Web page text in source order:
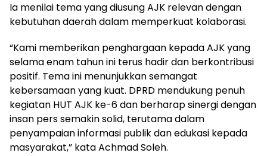
Ia menilai tema yang diusung AJK relevan dengan
kebutuhan daerah dalam memperkuat kolaborasi.
“Kami memberikan penghargaan kepada AJK yang
selama enam tahun ini terus hadir dan berkontribusi
positif. Tema ini menunjukkan semangat
kebersamaan yang kuat. DPRD mendukung penuh
kegiatan HUT AJK ke-6 dan berharap sinergi dengan
insan pers semakin solid, terutama dalam
penyampaian informasi publik dan edukasi kepada
masyarakat,” kata Achmad Soleh.